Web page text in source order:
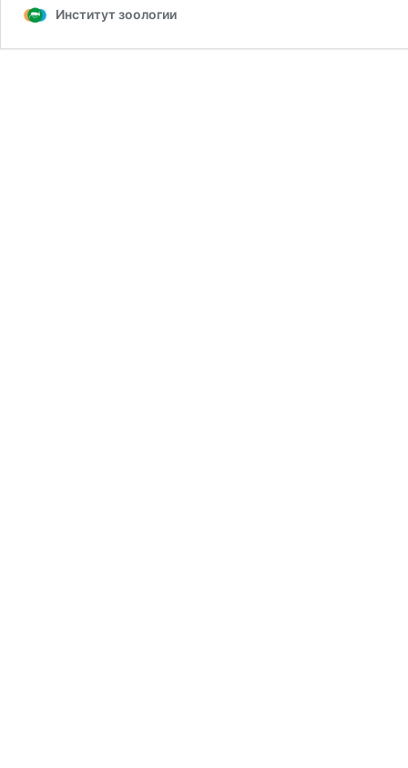
Институт зоологии